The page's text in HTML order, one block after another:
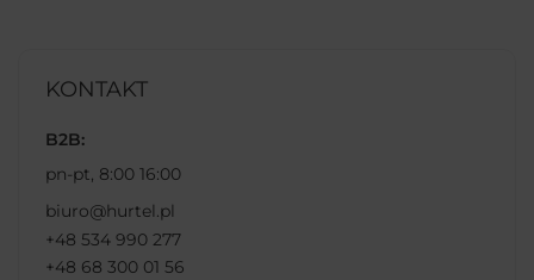
KONTAKT
B2B:
pn-pt, 8:00 16:00
biuro@hurtel.pl
+48 534 990 277
+48 68 300 01 56